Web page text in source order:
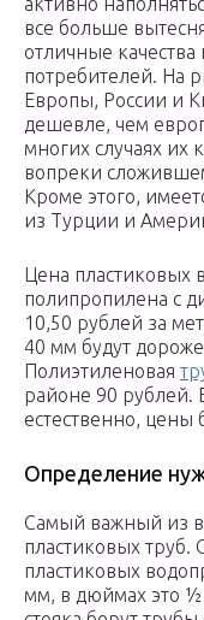
все больше
отличные
потребителей. На
Европы, России и
дешевле, чем
многих случаях их
вопреки
Кроме этого,
из Турции и
Цена пластиковых
полипропилена с
10,50 рублей за
40 мм будут
Полиэтиленовая
районе 90 рублей.
естественно, цены
Определение
Самый важный из
пластиковых
пластиковых
мм, в дюймах это ½